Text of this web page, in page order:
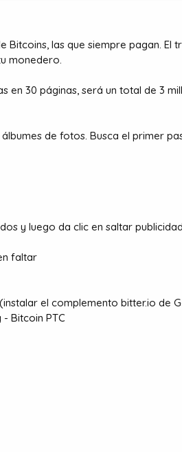
las que siempre pagan.
monedero.
en 30 páginas, será un total de 3
de fotos. Busca el primer
y luego da clic en saltar
faltar
(instalar el complemento bitter.io de
- Bitcoin PTC